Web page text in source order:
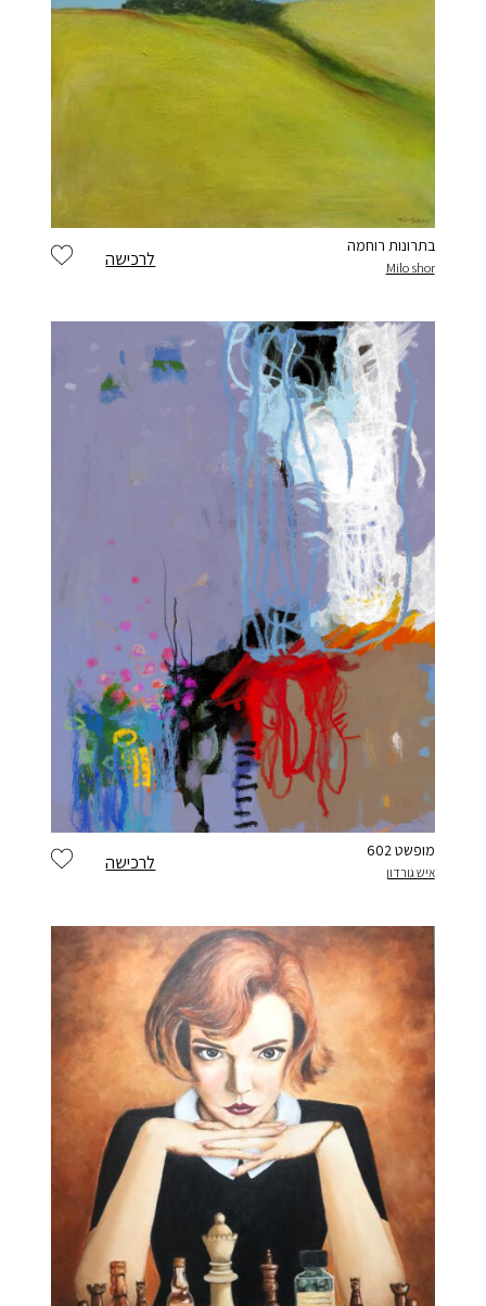
לרכישה
בתרונות רוחמה
Milo shor
לרכישה
מופשט 602
איש גורדון